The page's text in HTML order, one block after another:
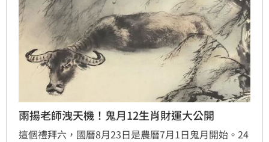
雨揚老師洩天機！鬼月12生肖財運大公開
這個禮拜六，國曆8月23日是農曆7月1日鬼月開始。24